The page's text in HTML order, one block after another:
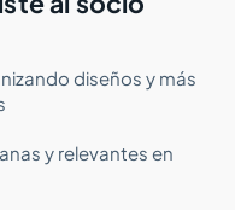
diseños y más
y relevantes en